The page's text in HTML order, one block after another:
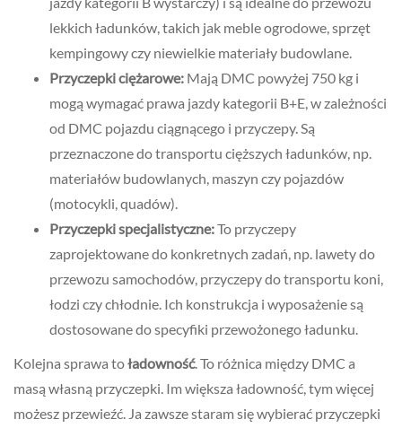
lekkich ładunków, takich jak meble ogrodowe, sprzęt
kempingowy czy niewielkie materiały budowlane.
Przyczepki ciężarowe: Mają DMC powyżej 750 kg i
mogą wymagać prawa jazdy kategorii B+E, w zależności
od DMC pojazdu ciągnącego i przyczepy. Są
przeznaczone do transportu cięższych ładunków, np.
materiałów budowlanych, maszyn czy pojazdów
(motocykli, quadów).
Przyczepki specjalistyczne:To przyczepy
zaprojektowane do konkretnych zadań, np. lawety do
przewozu samochodów, przyczepy do transportu koni,
łodzi czy chłodnie. Ich konstrukcja i wyposażenie są
dostosowane do specyfiki przewożonego ładunku.
Kolejna sprawa toładowność. To różnica między DMC a
masą własną przyczepki. Im większa ładowność, tym więcej
możesz przewieźć. Ja zawsze staram się wybierać przyczepki